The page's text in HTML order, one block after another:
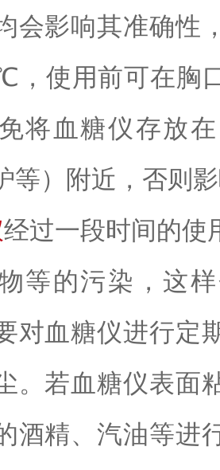
会影响其准确性
，使用前可在胸
将血糖仪存放
等）附近，否则
经过一段时间的使
等的污染，这
对血糖仪进行定
。若血糖仪表面
酒精、汽油等进